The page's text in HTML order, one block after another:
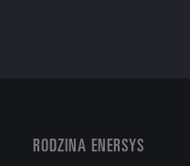
RODZINA ENERSYS